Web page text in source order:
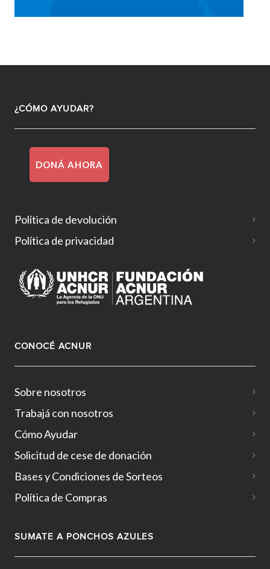
¿CÓMO AYUDAR?
DONÁ AHORA
Política de devolución
Política de privacidad
CONOCÉ ACNUR
Sobre nosotros
Trabajá con nosotros
Cómo Ayudar
Solicitud de cese de donación
Bases y Condiciones de Sorteos
Política de Compras
SUMATE A PONCHOS AZULES